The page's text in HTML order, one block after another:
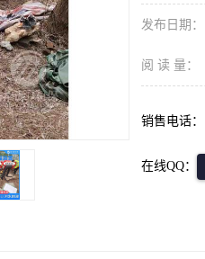
发布日期：
阅 读 量：
销售电话：
在线QQ：